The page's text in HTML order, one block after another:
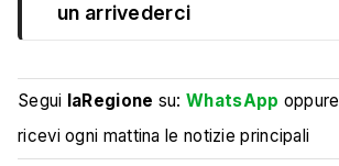
un arrivederci
Segui laRegione su:WhatsApp oppure
ricevi ogni mattina le notizie principali